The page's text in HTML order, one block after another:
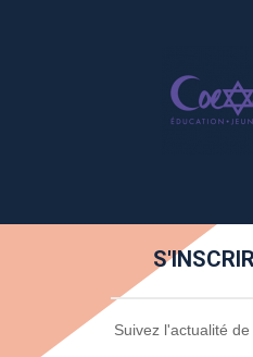
Newsletter Suivez l'actualité